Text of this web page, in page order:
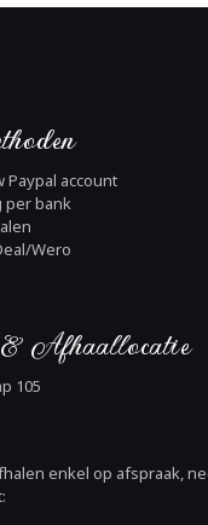
Paypal account
per bank
Wero
Afhaallocatie
105
enkel op afspraak,